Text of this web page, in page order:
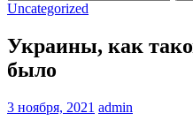
Uncategorized
Украины, как
было
3 ноября, 2021 admin